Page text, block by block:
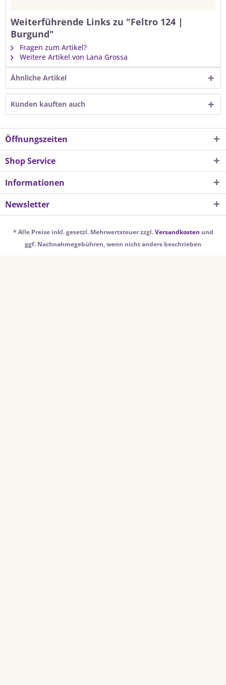
Weiterführende Links zu "Feltro 124 |
Burgund"
Fragen zum Artikel?
Weitere Artikel von Lana Grossa
Ähnliche Artikel
Kunden kauften auch
Öffnungszeiten
Shop Service
Informationen
Newsletter
* Alle Preise inkl. gesetzl. Mehrwertsteuer zzgl.Versandkosten und
ggf. Nachnahmegebühren, wenn nicht anders beschrieben